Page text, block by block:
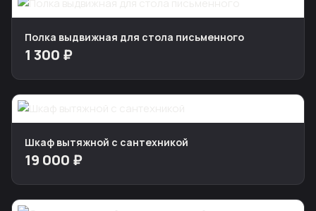
Полка выдвижная для стола письменного
1 300 ₽
Шкаф вытяжной с сантехникой
19 000 ₽